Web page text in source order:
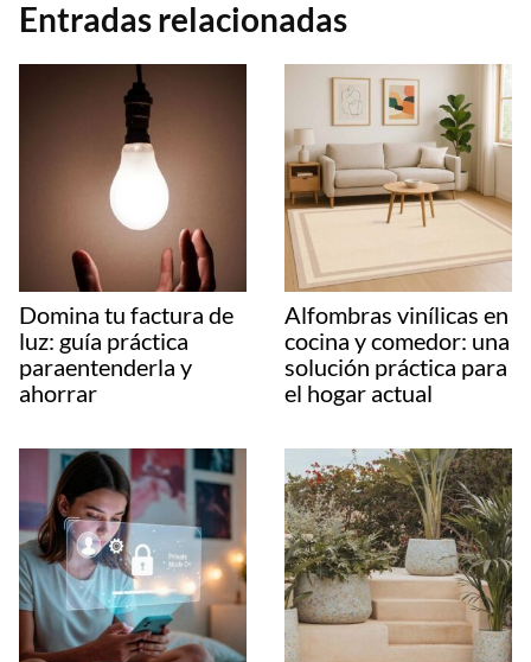
Entradas relacionadas
Domina tu factura de
luz: guía práctica
paraentenderla y
ahorrar
Alfombras vinílicas en
cocina y comedor: una
solución práctica para
el hogar actual